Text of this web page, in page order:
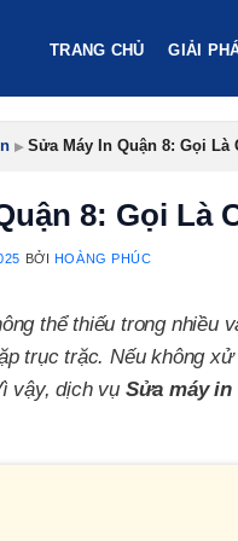
TRANG CHỦ GIẢI
▸ Sửa Máy In Quận 8: Gọi Là
8: Gọi Là
BỞI HOÀNG PHÚC
thể thiếu trong nhiều
trục trặc. Nếu không
vậy, dịch vụ Sửa máy in